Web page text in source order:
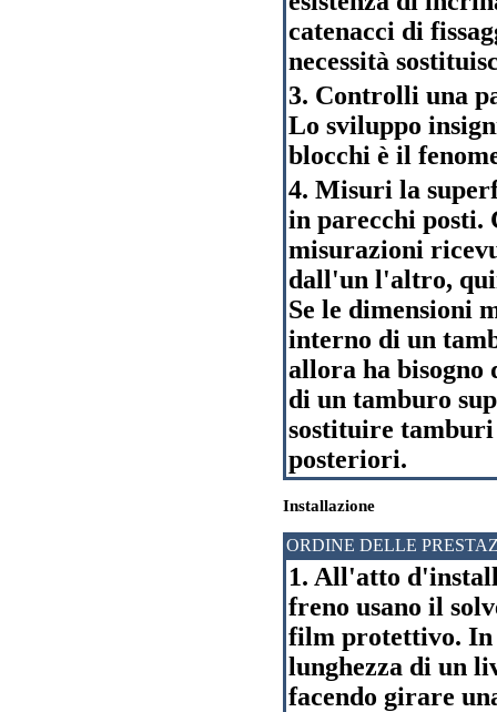
catenacci di
necessità
3. Controlli una
Lo sviluppo
blocchi è il
4. Misuri la
in parecchi
misurazioni
dall'un l'altro,
Se le dimensioni
interno di un
allora ha bisogno
di un tamburo
sostituire
posteriori.
Installazione
ORDINE DELLE
1. All'atto
freno usano il
film protettivo. In
lunghezza di un
facendo girare